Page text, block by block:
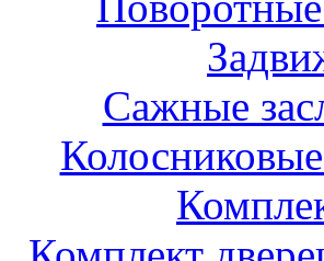
Сажные